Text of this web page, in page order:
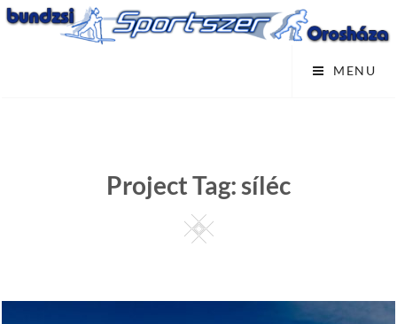
Skip
MENU
Project Tag: síléc
Square